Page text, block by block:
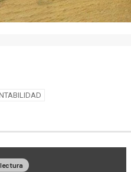
lectura